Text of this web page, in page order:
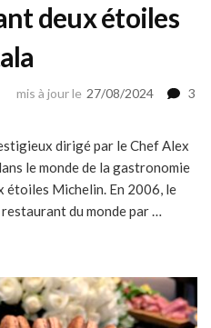
deux étoiles
mis à jour le 27/08/2024
3
dirigé par le Chef Alex
le monde de la gastronomie
étoiles Michelin. En 2006, le
du monde par …